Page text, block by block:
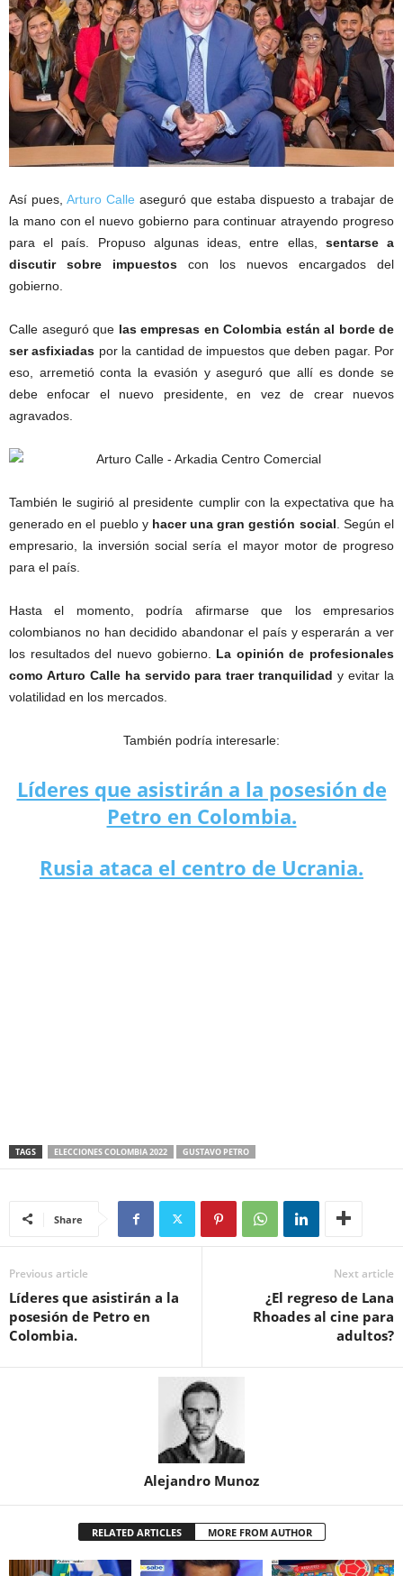
Así pues, Arturo Calle aseguró que estaba dispuesto a trabajar de
la mano con el nuevo gobierno para continuar atrayendo progreso
para el país. Propuso algunas ideas, entre ellas,
sentarse a
discutir sobre impuestos con los nuevos encargados del
gobierno.
Calle aseguró que las empresas en Colombia están al borde de
ser asfixiadas por la cantidad de impuestos que deben pagar. Por
eso, arremetió conta la evasión y aseguró que allí es donde se
debe enfocar el nuevo presidente, en vez de crear nuevos
agravados.
También le sugirió al presidente cumplir con la expectativa que ha
generado en el pueblo y hacer una gran gestión social . Según el
empresario, la inversión social sería el mayor motor de progreso
para el país.
Hasta el momento, podría afirmarse que los empresarios
colombianos no han decidido abandonar el país y esperarán a ver
los resultados del nuevo gobierno. La opinión de profesionales
como Arturo Calle ha servido para traer tranquilidad y evitar la
volatilidad en los mercados.
También podría interesarle:
Líderes que asistirán a la posesión de
Petro en Colombia.
Rusia ataca el centro de Ucrania.
TAGS ELECCIONES COLOMBIA 2022 GUSTAVO PETRO
Share
Previous article
Líderes que asistirán a la
posesión de Petro en
Colombia.
Next article
¿El regreso de Lana
Rhoades al cine para
adultos?
Alejandro Munoz
RELATED ARTICLES MORE FROM AUTHOR